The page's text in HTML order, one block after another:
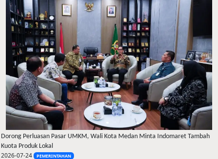
Dorong Perluasan Pasar UMKM, Wali Kota Medan Minta Indomaret Tambah
Kuota Produk Lokal
2026-07-24 PEMERINTAHAN